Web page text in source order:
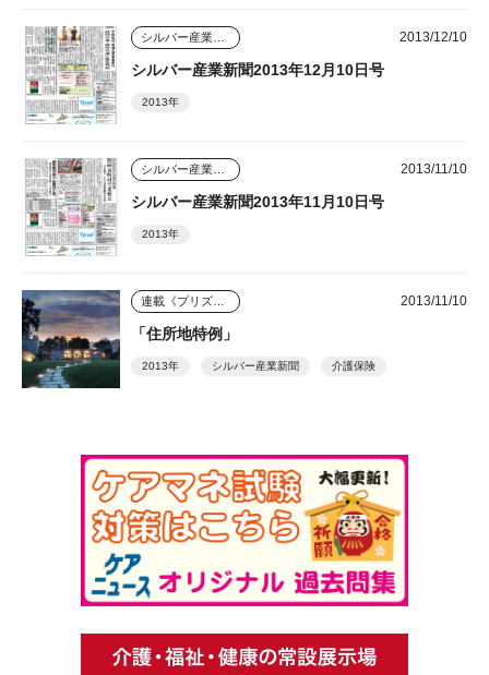
2013/12/10
シルバー産業新聞2013年12月10日号
2013年
2013/11/10
シルバー産業新聞2013年11月10日号
2013年
2013/11/10
「住所地特例」
2013年 シルバー産業新聞 介護保険